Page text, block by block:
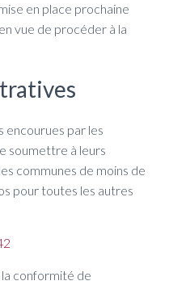
en place prochaine
vue de procéder à la
encourues par les
soumettre à leurs
communes de moins de
pour toutes les autres
la conformité de